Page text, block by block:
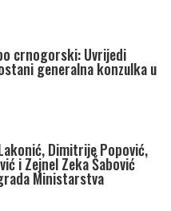
crnogorski: Uvrijedi
generalna konzulka u
Dimitrije Popović,
i Zejnel Zeka Šabović
Ministarstva